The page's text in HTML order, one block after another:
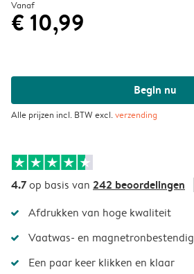
Vanaf
€ 10,99
Begin nu
Alle prijzen incl. BTW excl.verzending
4.7op basis van 242 beoordelingen
Afdrukken van hoge kwaliteit
Vaatwas- en magnetronbestendig
Een paar keer klikken en klaar